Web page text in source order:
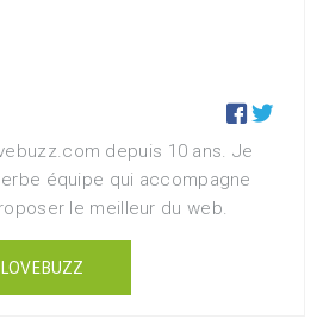


depuis 10 ans. Je
équipe qui accompagne
le meilleur du web.